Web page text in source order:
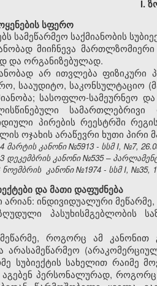
I.
სფერო
სამეწარმეო საქმიანობის
მიიჩნევა
და ორგანიზებულად.
არ ითვლება ფიზიკური
სააუდიტო,
სასოფლო-სამეურნეო
პირების რეესტრში
ოჯახის არაწევრი ხუთი პირი
მარტის კანონი №5913 - სსმ I, №7,
დეკემბრის კანონი №535 –
კანონი №1974 - სსმ I, №35,
და მათი დაფუძნება
არიან: ინდივიდუალური
პასუხისმგებლობის
როგორც ამ კანონით
არასამეწარმეო
სუბიექტის სახელით რაიმე
აგებენ პერსონალურად,